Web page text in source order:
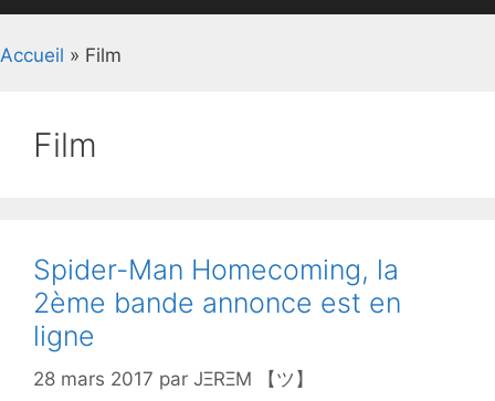
Accueil » Film
Film
Spider-Man Homecoming, la
2ème bande annonce est en
ligne
28 mars 2017 par JΞRΞM 【ツ】